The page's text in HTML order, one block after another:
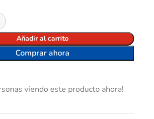
Añadir al carrito
Comprar ahora
viendo este producto ahora!